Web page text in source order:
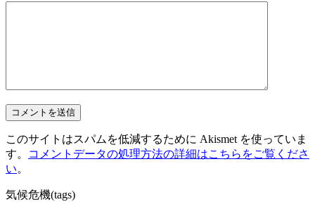
このサイトはスパムを低減するために Akismet を使っていま
す。
コメントデータの処理方法の詳細はこちらをご覧くださ
い。
気候危機(tags)